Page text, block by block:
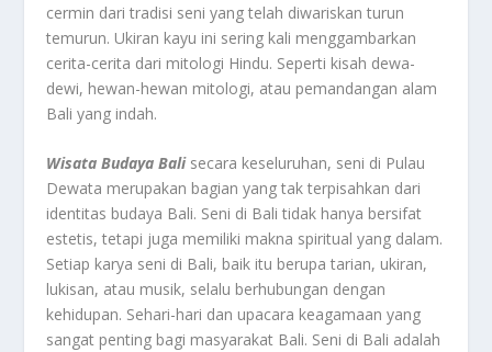
cermin dari tradisi seni yang telah diwariskan turun
temurun. Ukiran kayu ini sering kali menggambarkan
cerita-cerita dari mitologi Hindu. Seperti kisah dewa-
dewi, hewan-hewan mitologi, atau pemandangan alam
Bali yang indah.
Wisata Budaya Balisecara keseluruhan, seni di Pulau
Dewata merupakan bagian yang tak terpisahkan dari
identitas budaya Bali. Seni di Bali tidak hanya bersifat
estetis, tetapi juga memiliki makna spiritual yang dalam.
Setiap karya seni di Bali, baik itu berupa tarian, ukiran,
lukisan, atau musik, selalu berhubungan dengan
kehidupan. Sehari-hari dan upacara keagamaan yang
sangat penting bagi masyarakat Bali. Seni di Bali adalah